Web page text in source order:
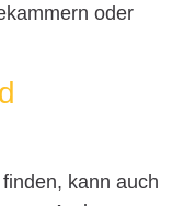
oder
kann auch